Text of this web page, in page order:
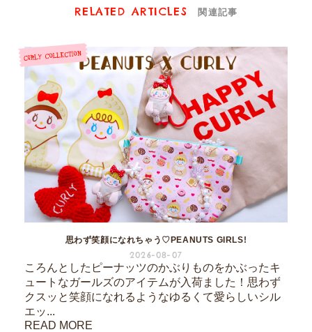
RELATED ARTICLES 関連記事
思わず笑顔になれちゃう♡PEANUTS GIRLS!
2026-08-07
ころんとしたピーナッツのかぶりものをかぶったキ
ュートなガールズのアイテムが入荷ました！思わず
クスッと笑顔になれるようなゆるくて愛らしいシル
エッ...
READ MORE